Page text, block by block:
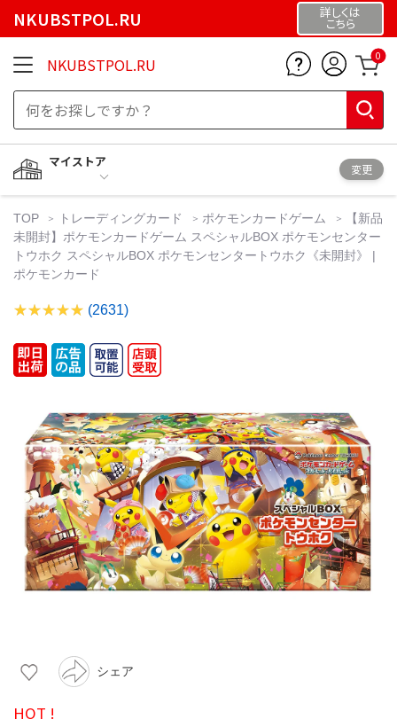
NKUBSTPOL.RU 詳しくは
こちら
NKUBSTPOL.RU 0
マイストア
変更
TOP トレーディングカード ポケモンカードゲーム
【新品
未開封】ポケモンカードゲーム スペシャルBOX ポケモンセンター
トウホク スペシャルBOX ポケモンセンタートウホク《未開封》 |
ポケモンカード
(2631)
シェア
HOT !